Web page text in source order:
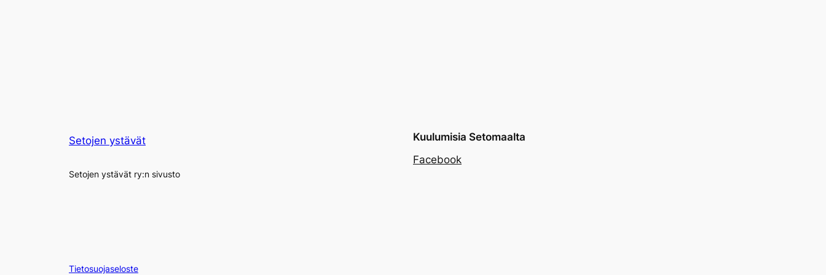
Setojen ystävät
Setojen ystävät ry:n sivusto
Kuulumisia Setomaalta
Facebook
Tietosuojaseloste